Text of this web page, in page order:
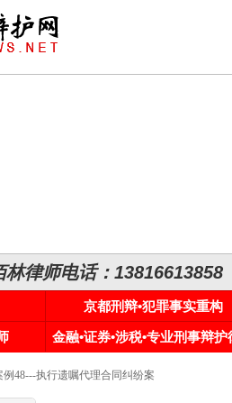
律师电话：13816613858
京都刑辩•犯罪事实重构
金融•证券•涉税•专业刑事辩护
48---执行遗嘱代理合同纠纷案